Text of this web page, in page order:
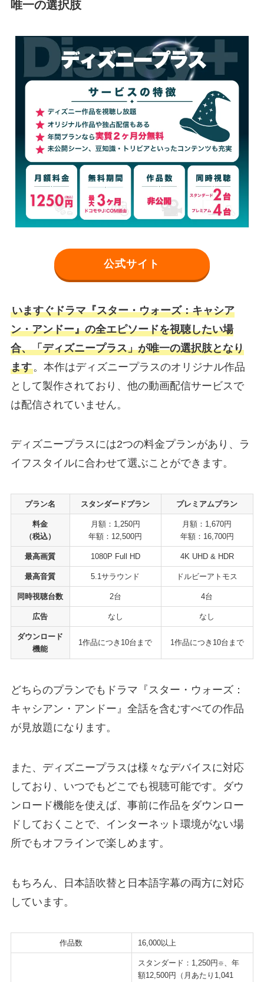
唯一の選択肢
公式サイト
いますぐドラマ『スター・ウォーズ：キャシア
ン・アンドー』の全エピソードを視聴したい場
合、「ディズニープラス」が唯一の選択肢となり
ます。本作はディズニープラスのオリジナル作品
として製作されており、他の動画配信サービスで
は配信されていません。
ディズニープラスには2つの料金プランがあり、ラ
イフスタイルに合わせて選ぶことができます。
プラン名 スタンダードプラン プレミアムプラン
料金
（税込）
月額：1,250円
年額：12,500円
月額：1,670円
年額：16,700円
最高画質 1080P Full HD 4K UHD & HDR
最高音質 5.1サラウンド ドルビーアトモス
同時視聴台数 2台 4台
広告 なし なし
ダウンロード
機能
1作品につき10台まで 1作品につき10台まで
どちらのプランでもドラマ『スター・ウォーズ：
キャシアン・アンドー』全話を含むすべての作品
が見放題になります。
また、ディズニープラスは様々なデバイスに対応
しており、いつでもどこでも視聴可能です。ダウ
ンロード機能を使えば、事前に作品をダウンロー
ドしておくことで、インターネット環境がない場
所でもオフラインで楽しめます。
もちろん、日本語吹替と日本語字幕の両方に対応
しています。
作品数 16,000以上
スタンダード：1,250円※
、年
額12,500円（月あたり1,041